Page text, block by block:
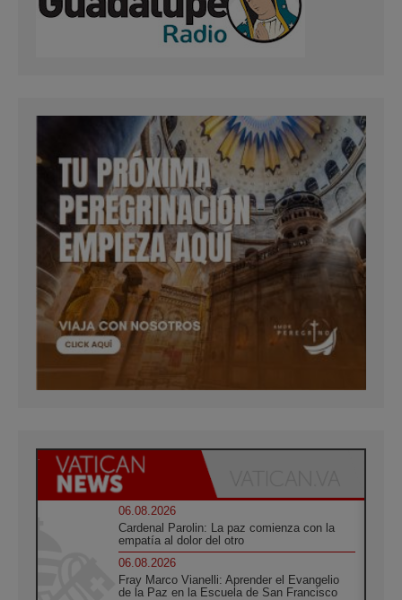
06.08.2026
Cardenal Parolin: La paz comienza con la
empatía al dolor del otro
06.08.2026
Fray Marco Vianelli: Aprender el Evangelio
de la Paz en la Escuela de San Francisco